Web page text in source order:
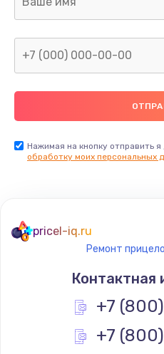
Ремонт
400
Замена
1200
Нажимая на кнопку отправить
обработку моих персональных
pricel-iq.ru
Ремонт
Контактная
+7
+7